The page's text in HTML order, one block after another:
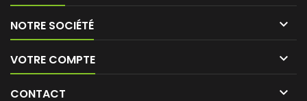
NOTRE SOCIÉTÉ 
VOTRE COMPTE 
CONTACT 